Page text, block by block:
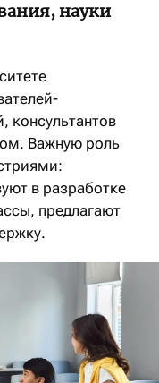
науки
консультантов
Важную роль
в разработке
предлагают